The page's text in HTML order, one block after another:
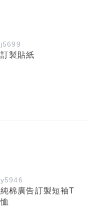
j5699
訂製貼紙
y5946
純棉廣告訂製短袖T
恤